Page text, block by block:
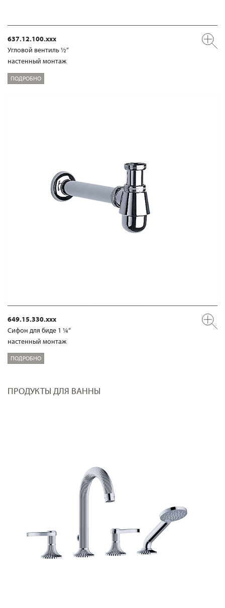
637.12.100.xxx
Угловой вентиль ½“
настенный монтаж
ПОДРОБНО
649.15.330.xxx
Сифон для биде 1 ¼“
настенный монтаж
ПОДРОБНО
ПРОДУКТЫ ДЛЯ ВАННЫ